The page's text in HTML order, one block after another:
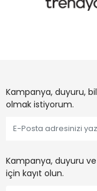
Kampanya, duyuru,
olmak istiyorum.
Kampanya, duyuru
için kayıt olun.